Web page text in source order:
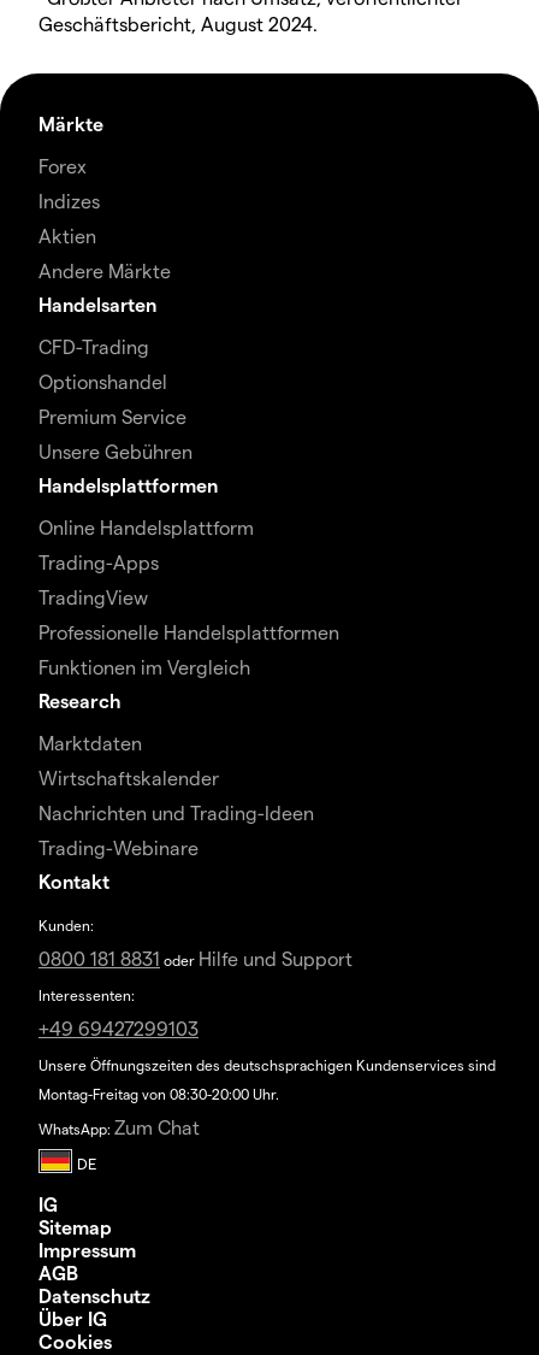
Geschäftsbericht, August 2024.
Märkte
Forex
Indizes
Aktien
Andere Märkte
Handelsarten
CFD-Trading
Optionshandel
Premium Service
Unsere Gebühren
Handelsplattformen
Online Handelsplattform
Trading-Apps
TradingView
Professionelle Handelsplattformen
Funktionen im Vergleich
Research
Marktdaten
Wirtschaftskalender
Nachrichten und Trading-Ideen
Trading-Webinare
Kontakt
Kunden:
0800 181 8831 oder Hilfe und Support
Interessenten:
+49 69427299103
Unsere Öffnungszeiten des deutschsprachigen Kundenservices sind
Montag-Freitag von 08:30-20:00 Uhr.
WhatsApp: Zum Chat
IG
Sitemap
Impressum
AGB
Datenschutz
Über IG
Cookies